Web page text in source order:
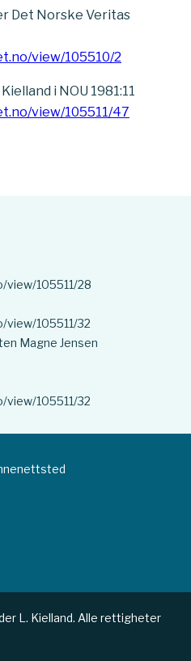
Det Norske Veritas
view/105510/2
i NOU 1981:11
view/105511/47
view/105511/28
105511/32
Magne Jensen
105511/32
L. Kielland. Alle rettigheter